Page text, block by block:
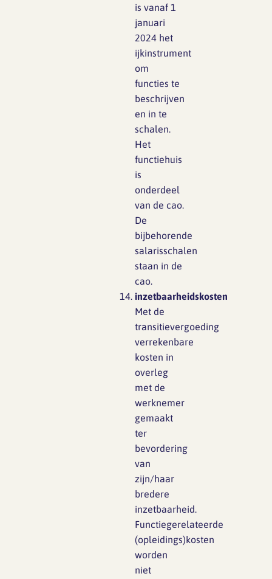
is vanaf 1
januari
2024 het
ijkinstrument
om
functies te
beschrijven
en in te
schalen.
Het
functiehuis
is
onderdeel
van de cao.
De
bijbehorende
salarisschalen
staan in de
cao.
inzetbaarheidskosten
Met de
transitievergoeding
verrekenbare
kosten in
overleg
met de
werknemer
gemaakt
ter
bevordering
van
zijn/haar
bredere
inzetbaarheid.
Functiegerelateerde
(opleidings)kosten
worden
niet